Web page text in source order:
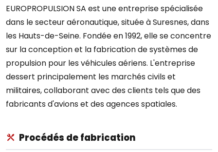
EUROPROPULSION SA est une entreprise spécialisée
dans le secteur aéronautique, située à Suresnes, dans
les Hauts-de-Seine. Fondée en 1992, elle se concentre
sur la conception et la fabrication de systèmes de
propulsion pour les véhicules aériens. L'entreprise
dessert principalement les marchés civils et
militaires, collaborant avec des clients tels que des
fabricants d'avions et des agences spatiales.
Procédés de fabrication